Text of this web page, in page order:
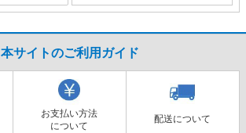
本サイトのご利用ガイド
お支払い方法
について
配送について